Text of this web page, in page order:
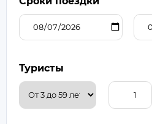
Туристы